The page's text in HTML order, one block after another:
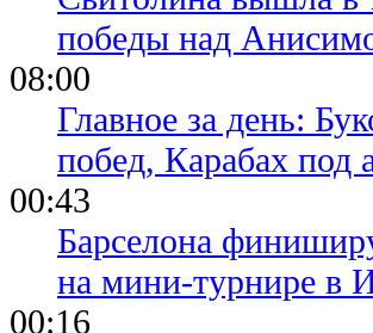
победы над
08:00
Главное за день:
побед, Карабах под
00:43
Барселона
на мини-турнире в
00:16